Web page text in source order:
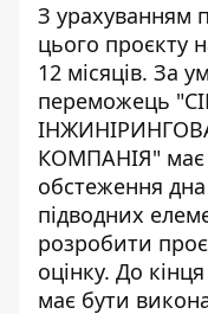
З урахуванням
цього проєкту
12 місяців. За
переможець
КОМПАНІЯ" має
обстеження
підводних
розробити
оцінку. До
має бути